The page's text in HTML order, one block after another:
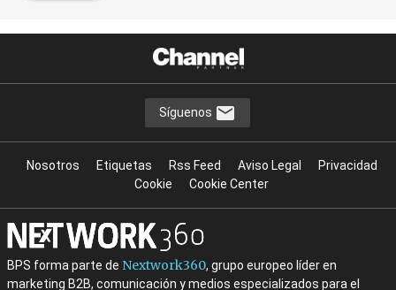
Síguenos
Nosotros Etiquetas Rss Feed Aviso Legal
Privacidad
Cookie
Cookie Center
BPS forma parte de Nextwork360, grupo europeo líder en
marketing B2B, comunicación y medios especializados para el